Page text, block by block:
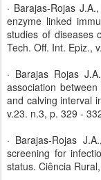
· Barajas-Rojas
enzyme linked
studies of diseases
Tech. Off. Int. Epiz.,
· Barajas Rojas
association
and calving interval
v.23. n.3, p. 329 -
· Barajas-Rojas
screening for
status. Ciência